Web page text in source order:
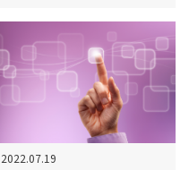
2022.07.19